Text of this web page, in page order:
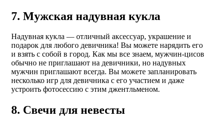
7. Мужская надувная кукла
Надувная кукла — отличный аксессуар, украшение и
подарок для любого девичника! Вы можете нарядить его
и взять с собой в город. Как мы все знаем, мужчин-цисов
обычно не приглашают на девичники, но надувных
мужчин приглашают всегда. Вы можете запланировать
несколько игр для девичника с его участием и даже
устроить фотосессию с этим джентльменом.
8. Свечи для невесты